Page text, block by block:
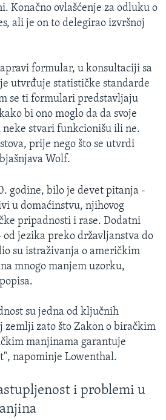
Konačno ovlašćenje za odluku o
ali je on to delegirao izvršnoj
formular, u konsultaciji sa
utvrđuje statističke standarde
se ti formulari predstavljaju
bi ono moglo da da svoje
stvari funkcionišu ili ne.
prije nego što se utvrdi
Wolf.
godine, bilo je devet pitanja -
u domaćinstvu, njihovog
pripadnosti i rase. Dodatni
od jezika preko državljanstva do
su istraživanja o američkim
mnogo manjem uzorku,
su jedna od ključnih
zemlji zato što Zakon o biračkim
manjinama garantuje
napominje Lowenthal.
i problemi u